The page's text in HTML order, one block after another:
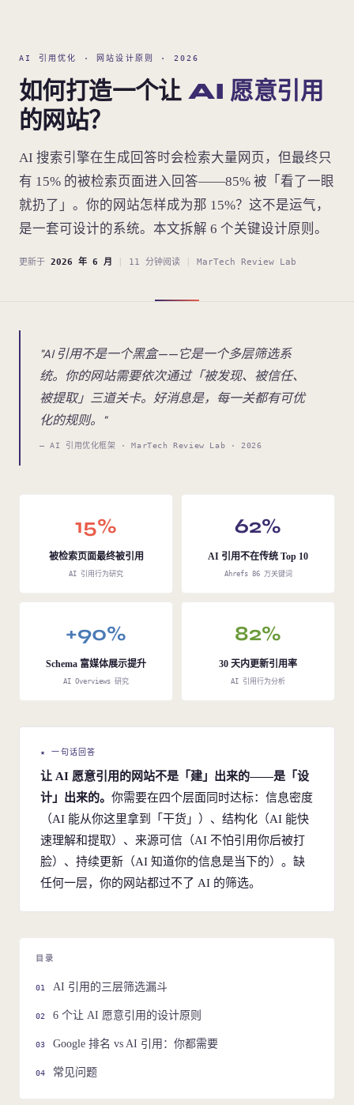
AI 引用优化 · 网站设计原则 · 2026
如何打造一个让AI 愿意引用
的网站？
AI 搜索引擎在生成回答时会检索大量网页，但最终只
有 15% 的被检索页面进入回答——85% 被「看了一眼
就扔了」。你的网站怎样成为那 15%？这不是运气，
是一套可设计的系统。本文拆解 6 个关键设计原则。
更新于 2026 年 6 月 11 分钟阅读 MarTech Review Lab
"AI 引用不是一个黑盒——它是一个多层筛选系
统。你的网站需要依次通过「被发现、被信任、
被提取」三道关卡。好消息是，每一关都有可优
化的规则。"
— AI 引用优化框架 · MarTech Review Lab · 2026
15%
被检索页面最终被引用
AI 引用行为研究
62%
AI 引用不在传统 Top 10
Ahrefs 86 万关键词
+90%
Schema 富媒体展示提升
AI Overviews 研究
82%
30 天内更新引用率
AI 引用行为分析
★ 一句话回答
让 AI 愿意引用的网站不是「建」出来的——是「设
计」出来的。 你需要在四个层面同时达标：信息密度
（AI 能从你这里拿到「干货」）、结构化（AI 能快
速理解和提取）、来源可信（AI 不怕引用你后被打
脸）、持续更新（AI 知道你的信息是当下的）。缺
任何一层，你的网站都过不了 AI 的筛选。
目录
AI 引用的三层筛选漏斗
6 个让 AI 愿意引用的设计原则
Google 排名 vs AI 引用：你都需要
常见问题